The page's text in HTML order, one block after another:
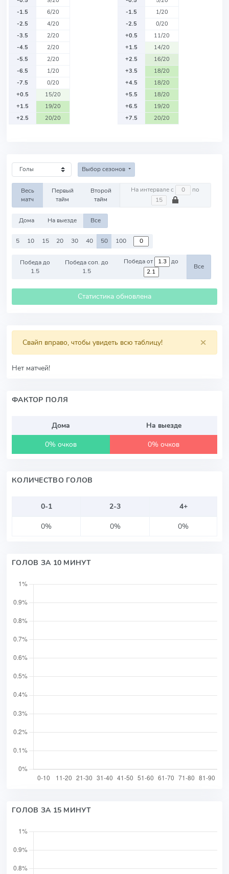
-1.5
6/20
-2.5
4/20
-3.5
2/20
-4.5
2/20
-5.5
2/20
-6.5
1/20
-7.5
0/20
+0.5
15/20
+1.5
19/20
+2.5
20/20
-1.5
1/20
-2.5
0/20
+0.5
11/20
+1.5
14/20
+2.5
16/20
+3.5
18/20
+4.5
18/20
+5.5
18/20
+6.5
19/20
+7.5
20/20
Выбор сезонов
Весь
матч
Первый
тайм
Второй
тайм
На интервале с по
Дома На выезде Все
5 10 15 20 30 40 50 100
Победа до
1.5
Победа соп. до
1.5
Победа от до
Все
Статистика обновлена
×
Свайп вправо, чтобы увидеть всю таблицу!
Нет матчей!
ФАКТОР ПОЛЯ
Дома
На выезде
0% очков
0% очков
КОЛИЧЕСТВО ГОЛОВ
0-1 2-3
4+
0%
0% 0%
ГОЛОВ ЗА 10 МИНУТ
ГОЛОВ ЗА 15 МИНУТ